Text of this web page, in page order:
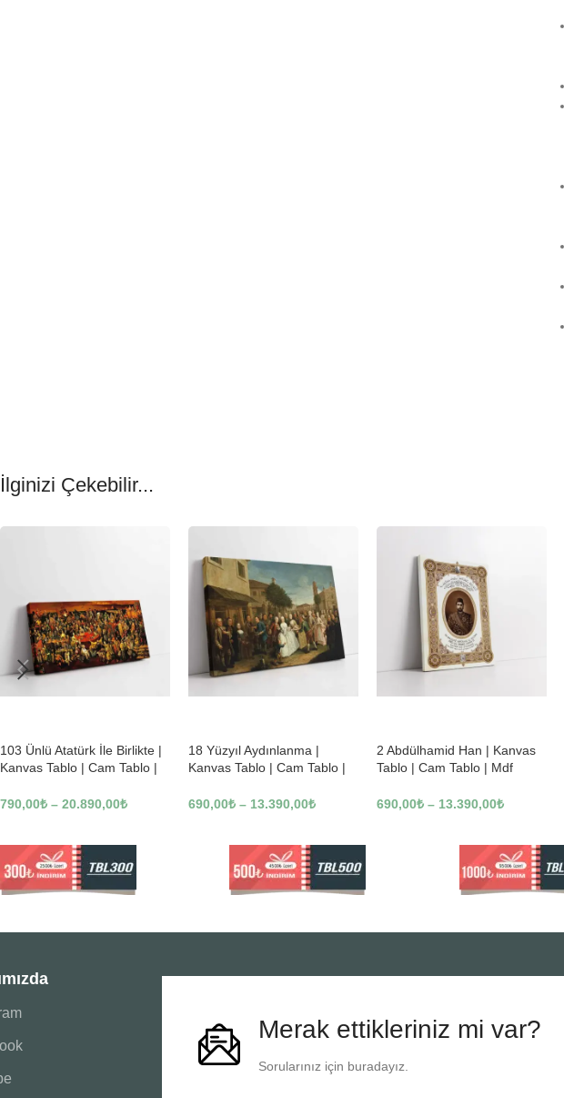
İlginizi Çekebilir...
103 Ünlü Atatürk İle Birlikte |
Kanvas Tablo | Cam Tablo |
790,00₺ – 20.890,00₺
18 Yüzyıl Aydınlanma |
Kanvas Tablo | Cam Tablo |
690,00₺ – 13.390,00₺
2 Abdülhamid Han | Kanvas
Tablo | Cam Tablo | Mdf
690,00₺ – 13.390,00₺
Merak ettikleriniz mi var?
Sorularınız için buradayız.